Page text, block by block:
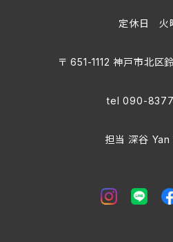
定休日 火
〒 651-1112 神戸市北区
tel 090-
担当 深谷 Yan